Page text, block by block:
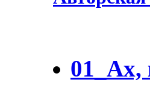
01_Ах,